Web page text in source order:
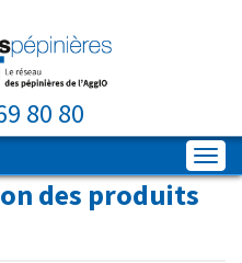
80 80
des produits